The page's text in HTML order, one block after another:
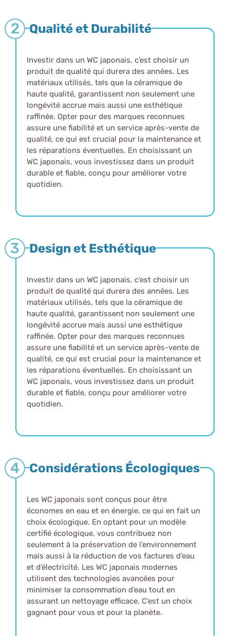
Qualité et Durabilité
Investir dans un WC japonais, c’est choisir un
produit de qualité qui durera des années. Les
matériaux utilisés, tels que la céramique de
haute qualité, garantissent non seulement une
longévité accrue mais aussi une esthétique
raffinée. Opter pour des marques reconnues
assure une fiabilité et un service après-vente de
qualité, ce qui est crucial pour la maintenance et
les réparations éventuelles. En choisissant un
WC japonais, vous investissez dans un produit
durable et fiable, conçu pour améliorer votre
quotidien.
Design et Esthétique
Investir dans un WC japonais, c’est choisir un
produit de qualité qui durera des années. Les
matériaux utilisés, tels que la céramique de
haute qualité, garantissent non seulement une
longévité accrue mais aussi une esthétique
raffinée. Opter pour des marques reconnues
assure une fiabilité et un service après-vente de
qualité, ce qui est crucial pour la maintenance et
les réparations éventuelles. En choisissant un
WC japonais, vous investissez dans un produit
durable et fiable, conçu pour améliorer votre
quotidien.
Considérations Écologiques
Les WC japonais sont conçus pour être
économes en eau et en énergie, ce qui en fait un
choix écologique. En optant pour un modèle
certifié écologique, vous contribuez non
seulement à la préservation de l’environnement
mais aussi à la réduction de vos factures d’eau
et d’électricité. Les WC japonais modernes
utilisent des technologies avancées pour
minimiser la consommation d’eau tout en
assurant un nettoyage efficace. C’est un choix
gagnant pour vous et pour la planète.